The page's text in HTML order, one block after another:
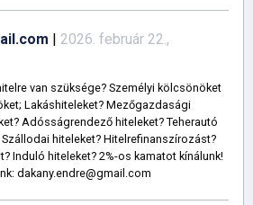
| 2026. február 22.,
van szüksége? Személyi kölcsönöket
Lakáshiteleket? Mezőgazdasági
Adósságrendező hiteleket? Teherautó
hiteleket? Hitelrefinanszírozást?
Induló hiteleket? 2%-os kamatot kínálunk!
dakany.endre@gmail.com